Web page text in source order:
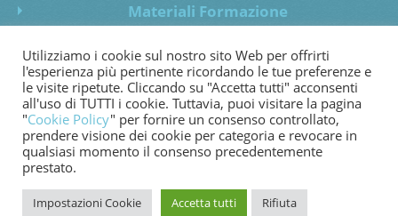
Materiali Formazione
Inserimento dati lista di attesa
COOKIE POLICY PRIVACY POLICY
WHISTLEBLOWING
Utilizziamo i cookie sul nostro sito Web per offrirti
l'esperienza più pertinente ricordando le tue preferenze e
le visite ripetute. Cliccando su "Accetta tutti" acconsenti
all'uso di TUTTI i cookie. Tuttavia, puoi visitare la pagina
"Cookie Policy" per fornire un consenso controllato,
prendere visione dei cookie per categoria e revocare in
qualsiasi momento il consenso precedentemente
prestato.
Impostazioni Cookie Accetta tutti Rifiuta